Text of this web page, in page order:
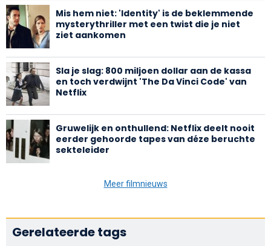
Mis hem niet: 'Identity' is de beklemmende
mysterythriller met een twist die je niet
ziet aankomen
Sla je slag: 800 miljoen dollar aan de kassa
en toch verdwijnt 'The Da Vinci Code' van
Netflix
Gruwelijk en onthullend: Netflix deelt nooit
eerder gehoorde tapes van déze beruchte
sekteleider
Meer filmnieuws
Gerelateerde tags